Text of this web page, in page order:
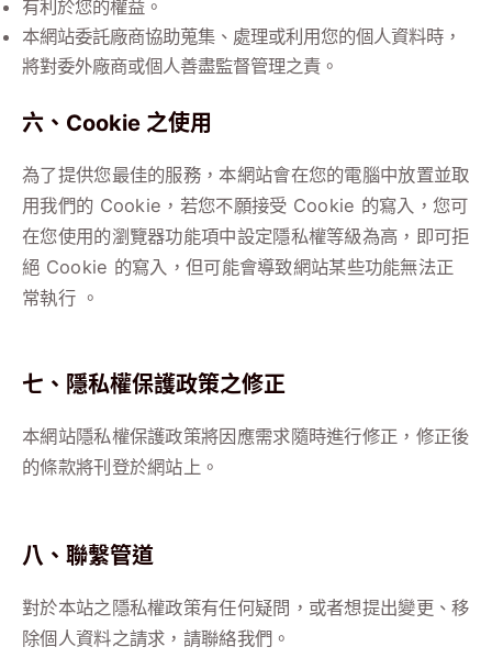
有利於您的權益。
本網站委託廠商協助蒐集、處理或利用您的個人資料時，
將對委外廠商或個人善盡監督管理之責。
六、Cookie 之使用
為了提供您最佳的服務，本網站會在您的電腦中放置並取
用我們的 Cookie，若您不願接受 Cookie 的寫入，您可
在您使用的瀏覽器功能項中設定隱私權等級為高，即可拒
絕 Cookie 的寫入，但可能會導致網站某些功能無法正
常執行 。
七、隱私權保護政策之修正
本網站隱私權保護政策將因應需求隨時進行修正，修正後
的條款將刊登於網站上。
八、聯繫管道
對於本站之隱私權政策有任何疑問，或者想提出變更、移
除個人資料之請求，請聯絡我們。